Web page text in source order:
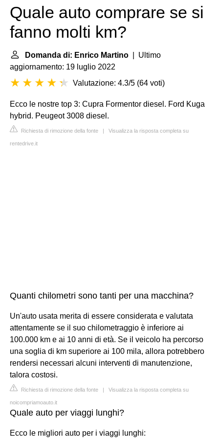
Quale auto comprare se si
fanno molti km?
Domanda di: Enrico Martino | Ultimo
aggiornamento: 19 luglio 2022
Valutazione: 4.3/5 (64 voti)
Ecco le nostre top 3: Cupra Formentor diesel. Ford Kuga
hybrid. Peugeot 3008 diesel.
Richiesta di rimozione della fonte | Visualizza la risposta completa su
rentedrive.it
Quanti chilometri sono tanti per una macchina?
Un'auto usata merita di essere considerata e valutata
attentamente se il suo chilometraggio è inferiore ai
100.000 km e ai 10 anni di età. Se il veicolo ha percorso
una soglia di km superiore ai 100 mila, allora potrebbero
rendersi necessari alcuni interventi di manutenzione,
talora costosi.
Richiesta di rimozione della fonte | Visualizza la risposta completa su
noicompriamoauto.it
Quale auto per viaggi lunghi?
Ecco le migliori auto per i viaggi lunghi: